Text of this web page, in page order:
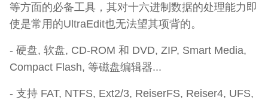
等方面的必备工具，其对十六进制数据的处理能力即
使是常用的UltraEdit也无法望其项背的。
- 硬盘, 软盘, CD-ROM 和 DVD, ZIP, Smart Media,
Compact Flash, 等磁盘编辑器...
- 支持 FAT, NTFS, Ext2/3, ReiserFS, Reiser4, UFS,